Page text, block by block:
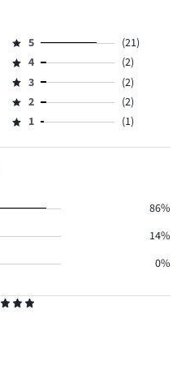
Ocena
5,
ilość
głosów
21.
5
(21)
Ocena
4,
ilość
głosów
4
(2)
Ocena
3,
ilość
3
(2)
Ocena
2,
2
(2)
Ocena
1,
1 (1)
86%
14%
0%